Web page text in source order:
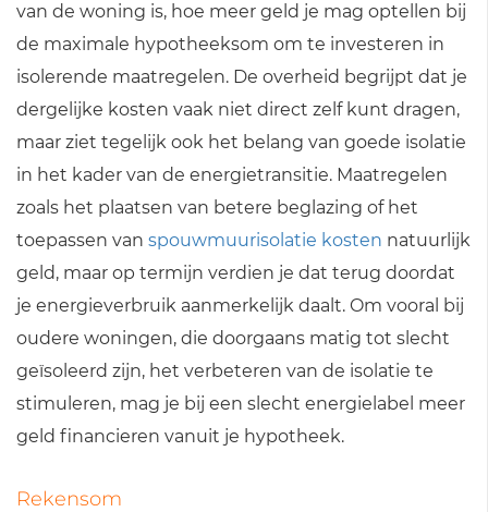
van de woning is, hoe meer geld je mag optellen bij
de maximale hypotheeksom om te investeren in
isolerende maatregelen. De overheid begrijpt dat je
dergelijke kosten vaak niet direct zelf kunt dragen,
maar ziet tegelijk ook het belang van goede isolatie
in het kader van de energietransitie. Maatregelen
zoals het plaatsen van betere beglazing of het
toepassen van spouwmuurisolatie kosten natuurlijk
geld, maar op termijn verdien je dat terug doordat
je energieverbruik aanmerkelijk daalt. Om vooral bij
oudere woningen, die doorgaans matig tot slecht
geïsoleerd zijn, het verbeteren van de isolatie te
stimuleren, mag je bij een slecht energielabel meer
geld financieren vanuit je hypotheek.
Rekensom